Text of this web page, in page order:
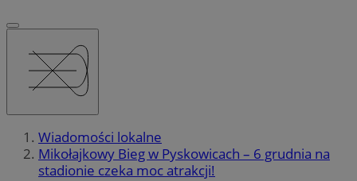
Wiadomości lokalne
Mikołajkowy Bieg w Pyskowicach – 6 grudnia na
stadionie czeka moc atrakcji!